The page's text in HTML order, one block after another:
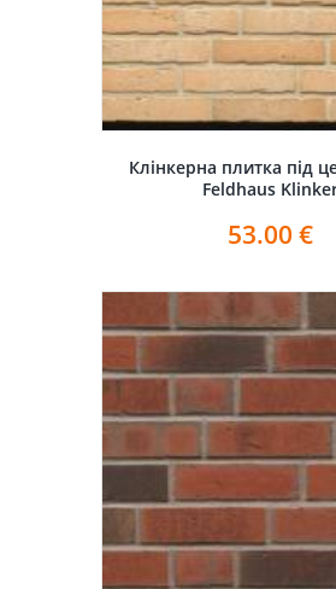
Клінкерна плитка під
Feldhaus
53.00 €